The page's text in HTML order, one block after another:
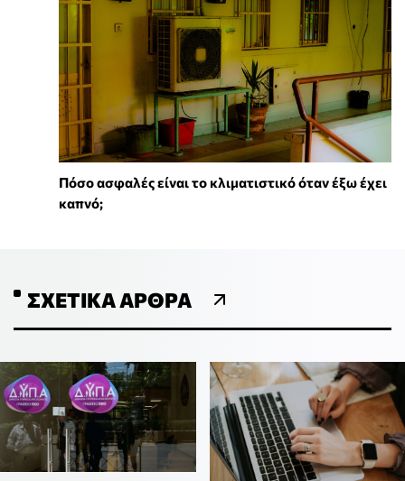
Πόσο ασφαλές είναι το κλιματιστικό όταν έξω έχει
καπνό;
ΣΧΕΤΙΚΆ ΆΡΘΡΑ